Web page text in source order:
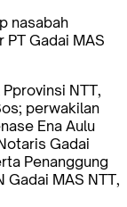
nasabah
Gadai MAS
NTT,
perwakilan
Ena Aulu
Gadai
Penanggung
Gadai MAS NTT,